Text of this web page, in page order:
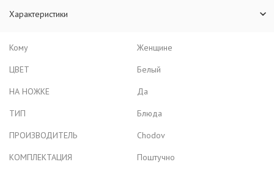
Характеристики
Кому
Женщине
ЦВЕТ
Белый
НА НОЖКЕ
Да
ТИП
Блюда
ПРОИЗВОДИТЕЛЬ
Chodov
КОМПЛЕКТАЦИЯ
Поштучно